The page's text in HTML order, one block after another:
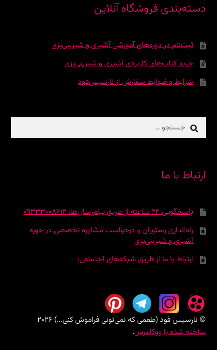
دسته‌بندی فروشگاه آنلاین
ثبت‌نام در دوره‌‌های آموزشی آشپزی و شیرینی‌پزی
خرید کتاب‌های کاربردی آشپزی و شیرینی‌پزی
شرایط و ضوابط سفارش از نارسیس‌فود
جستجو
برای:
ارتباط با ما
پاسخگویی 24 ساعته از طریق پیام‌رسان‌ها: 09333008612
راه‌اندازی رستوران و درخواست مشاوره تخصصی در حوزه
آشپزی و شیرینی‌پزی
ارتباط با ما از طریق شبکه‌های اجتماعی:
© نارسیس فود (طعمی که نمی‌تونی فراموش کنی...) 2026
ساخته شده با ووکامرس.